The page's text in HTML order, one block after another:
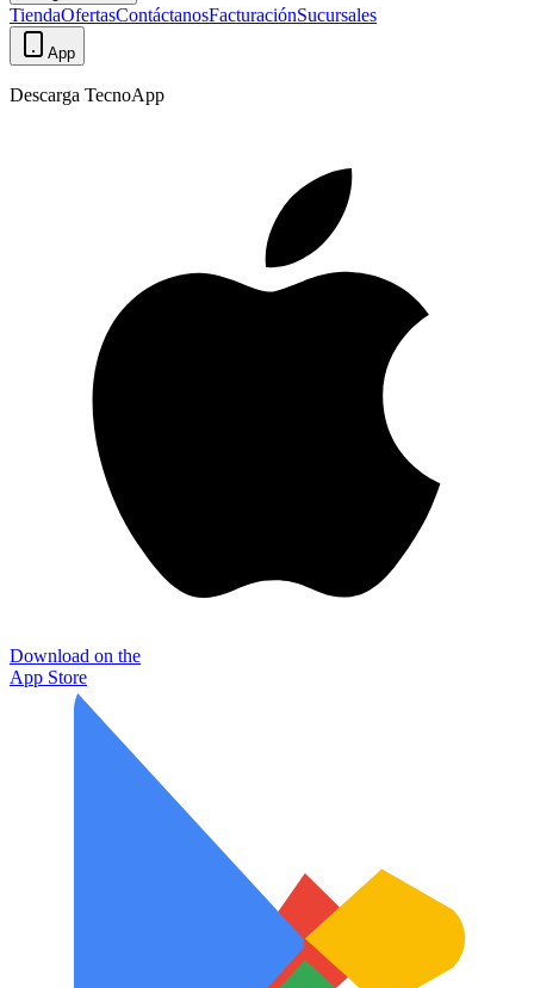
TiendaOfertasContáctanosFacturaciónSucursales
App
Descarga TecnoApp
Download on the
App Store